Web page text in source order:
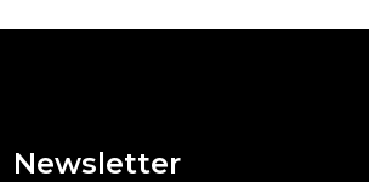
Newsletter